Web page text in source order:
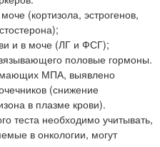
(кортизола, эстрогенов,
и в моче (ЛГ и ФСГ);
половые гормоны.
МПА, выявлено
(снижение
в плазме крови).
теста необходимо учитывать,
в онкологии, могут